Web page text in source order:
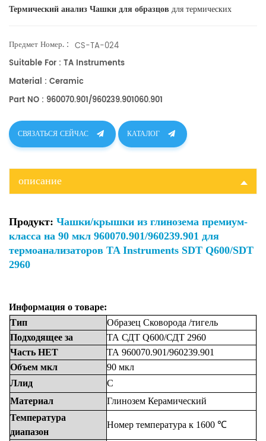
Термический анализ Чашки для образцов для термических
Предмет Номер. : CS-TA-024
Suitable For : TA Instruments
Material : Ceramic
Part NO : 960070.901/960239.901060.901
СВЯЗАТЬСЯ СЕЙЧАС КАТАЛОГ
описание
Продукт: Чашки/крышки из глинозема премиум-
класса на 90 мкл 960070.901/960239.901 для
термоанализаторов TA Instruments SDT Q600/SDT
2960
Информация о товаре:
Тип
Образец Сковорода /тигель
Подходящее за
ТА СДТ Q600/СДТ 2960
Часть НЕТ ТА 960070.901/960239.901
Объем мкл 90 мкл
Ллид
С
Материал
Глинозем Керамический
Температура
диапазон
Номер температура к 1600 ℃